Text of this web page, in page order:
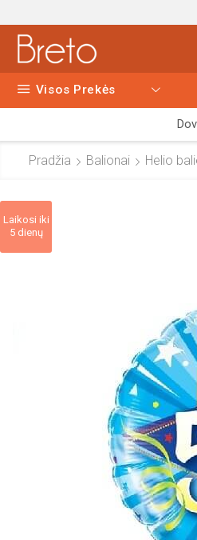
Visos Prekės
Pradžia Balionai Helio
Laikosi iki
5 dienų